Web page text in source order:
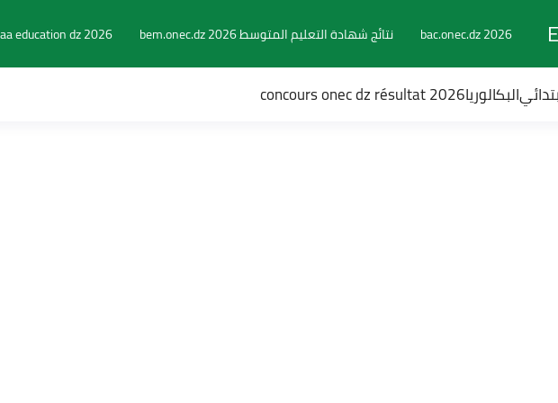
bac.onec.dz 2026 نتائج شهادة التعليم المتوسط 2026 bem.onec.dz education dz 2026
البكالورياconcours onec dz résultat 2026